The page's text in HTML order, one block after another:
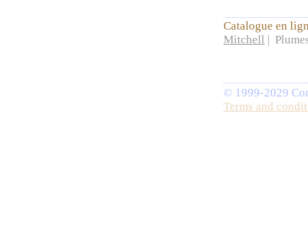
Catalogue en
Mitchell |
© 1999-2029
Terms and